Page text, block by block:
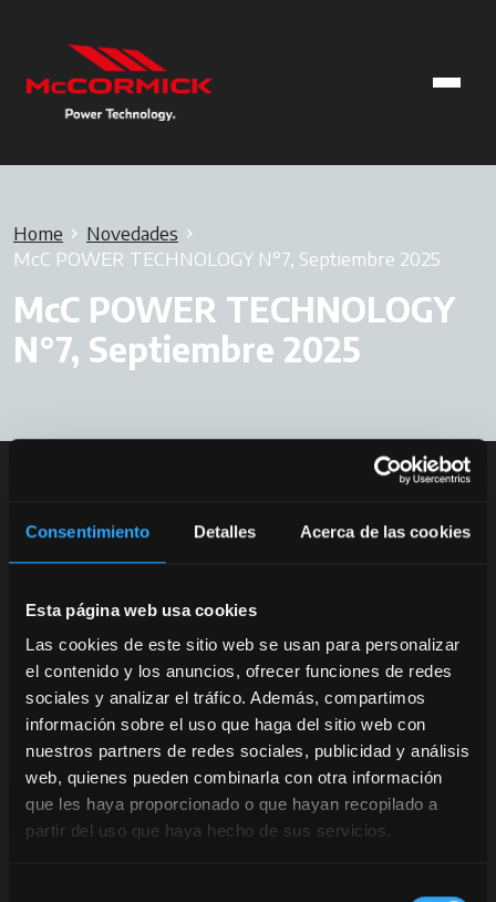
Consentimiento Detalles Acerca de las cookies
Esta página web usa cookies
Las cookies de este sitio web se usan para personalizar
el contenido y los anuncios, ofrecer funciones de redes
sociales y analizar el tráfico. Además, compartimos
información sobre el uso que haga del sitio web con
nuestros partners de redes sociales, publicidad y análisis
web, quienes pueden combinarla con otra información
que les haya proporcionado o que hayan recopilado a
partir del uso que haya hecho de sus servicios.
Home
Novedades
McC POWER TECHNOLOGY N°7, Septiembre 2025
McC POWER TECHNOLOGY
N°7, Septiembre 2025